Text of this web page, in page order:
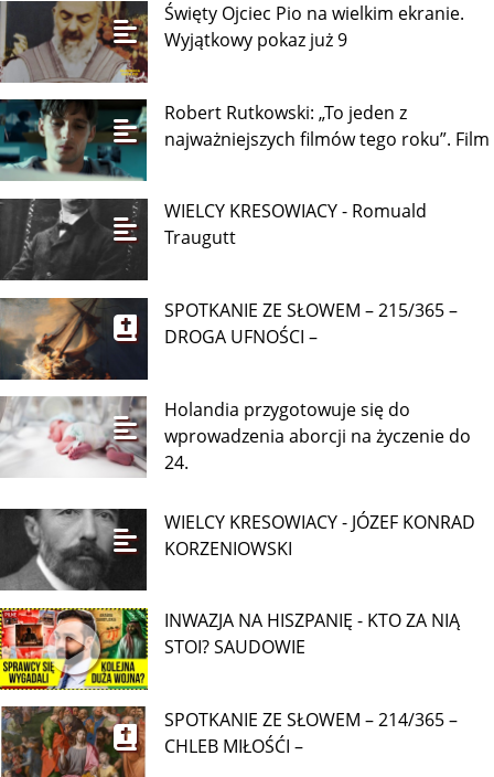
Święty Ojciec Pio na wielkim ekranie.
Wyjątkowy pokaz już 9
Robert Rutkowski: „To jeden z
najważniejszych filmów tego roku”. Film
WIELCY KRESOWIACY - Romuald
Traugutt
SPOTKANIE ZE SŁOWEM – 215/365 –
DROGA UFNOŚCI –
Holandia przygotowuje się do
wprowadzenia aborcji na życzenie do
24.
WIELCY KRESOWIACY - JÓZEF KONRAD
KORZENIOWSKI
INWAZJA NA HISZPANIĘ - KTO ZA NIĄ
STOI? SAUDOWIE
SPOTKANIE ZE SŁOWEM – 214/365 –
CHLEB MIŁOŚĆI –